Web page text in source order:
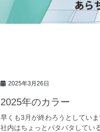
2025年3月26日
2025年のカラー
早くも3月が終わろうとしてい
社内はちょっとバタバタしてい